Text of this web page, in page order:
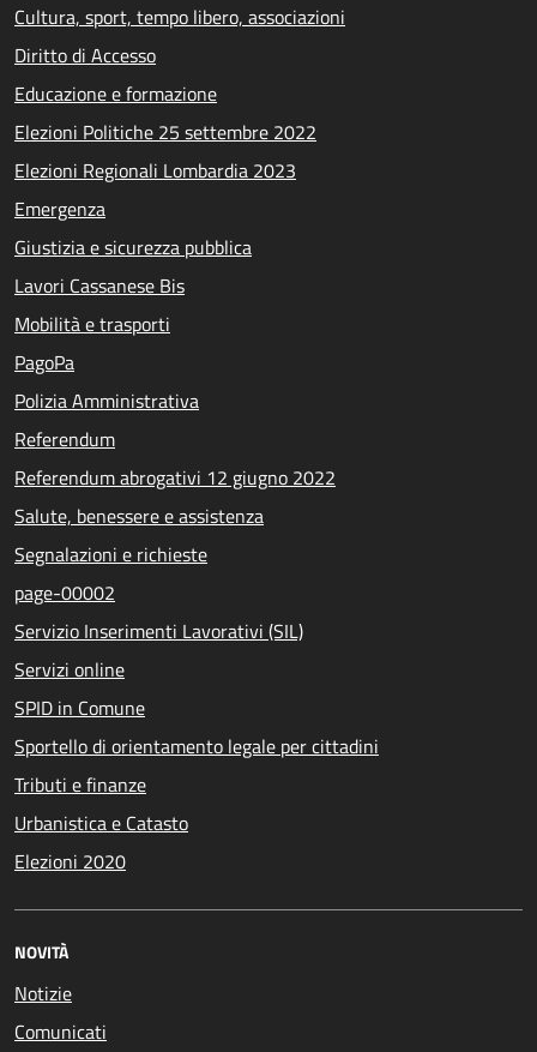
Cultura, sport, tempo libero, associazioni
Diritto di Accesso
Educazione e formazione
Elezioni Politiche 25 settembre 2022
Elezioni Regionali Lombardia 2023
Emergenza
Giustizia e sicurezza pubblica
Lavori Cassanese Bis
Mobilità e trasporti
PagoPa
Polizia Amministrativa
Referendum
Referendum abrogativi 12 giugno 2022
Salute, benessere e assistenza
Segnalazioni e richieste
page-00002
Servizio Inserimenti Lavorativi (SIL)
Servizi online
SPID in Comune
Sportello di orientamento legale per cittadini
Tributi e finanze
Urbanistica e Catasto
Elezioni 2020
NOVITÀ
Notizie
Comunicati